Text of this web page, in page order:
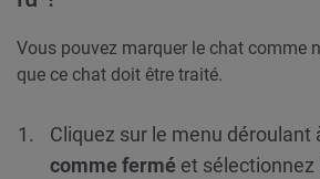
Vous pouvez marquer le chat comme
que ce chat doit être traité.
Cliquez sur le menu déroulant
comme fermé et sélectionnez